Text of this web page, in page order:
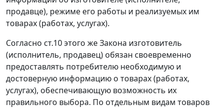
продавце), режиме его работы и реализуемых им
товарах (работах, услугах).
Согласно ст.10 этого же Закона изготовитель
(исполнитель, продавец) обязан своевременно
предоставлять потребителю необходимую и
достоверную информацию о товарах (работах,
услугах), обеспечивающую возможность их
правильного выбора. По отдельным видам товаров